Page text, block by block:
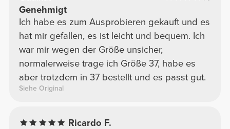
Genehmigt
Ich habe es zum Ausprobieren gekauft und es
hat mir gefallen, es ist leicht und bequem. Ich
war mir wegen der Größe unsicher,
normalerweise trage ich Größe 37, habe es
aber trotzdem in 37 bestellt und es passt gut.
Siehe Original
Ricardo F.